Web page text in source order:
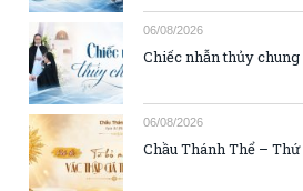
06/08/2026
Chiếc nhẫn thủy chung
06/08/2026
Chầu Thánh Thể –